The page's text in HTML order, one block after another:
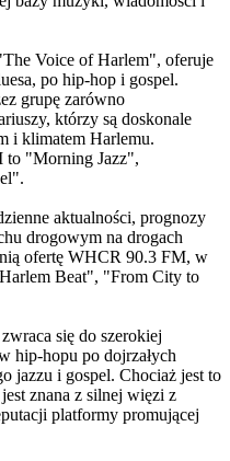
Voice of Harlem", oferuje
po hip-hop i gospel.
grupę zarówno
którzy są doskonale
i klimatem Harlemu.
to "Morning Jazz",
aktualności, prognozy
drogowym na drogach
ofertę WHCR 90.3 FM, w
Beat", "From City to
się do szerokiej
hip-hopu po dojrzałych
jazzu i gospel. Chociaż jest to
znana z silnej więzi z
platformy promującej